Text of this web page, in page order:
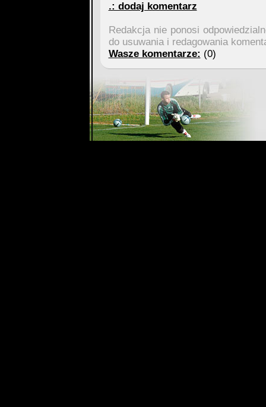
.: dodaj komentarz
Redakcja nie ponosi
do usuwania i redagowania
Wasze komentarze: (0)